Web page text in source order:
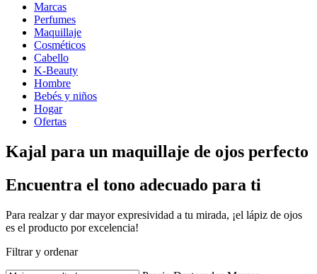
Marcas
Perfumes
Maquillaje
Cosméticos
Cabello
K-Beauty
Hombre
Bebés y niños
Hogar
Ofertas
Kajal para un maquillaje de ojos perfecto
Encuentra el tono adecuado para ti
Para realzar y dar mayor expresividad a tu mirada, ¡el lápiz de ojos
es el producto por excelencia!
Filtrar y ordenar